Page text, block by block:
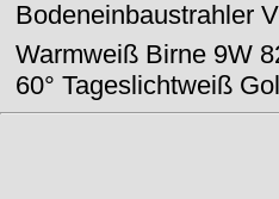
Bodeneinbaustrahler
Warmweiß Birne 9W
60° Tageslichtweiß